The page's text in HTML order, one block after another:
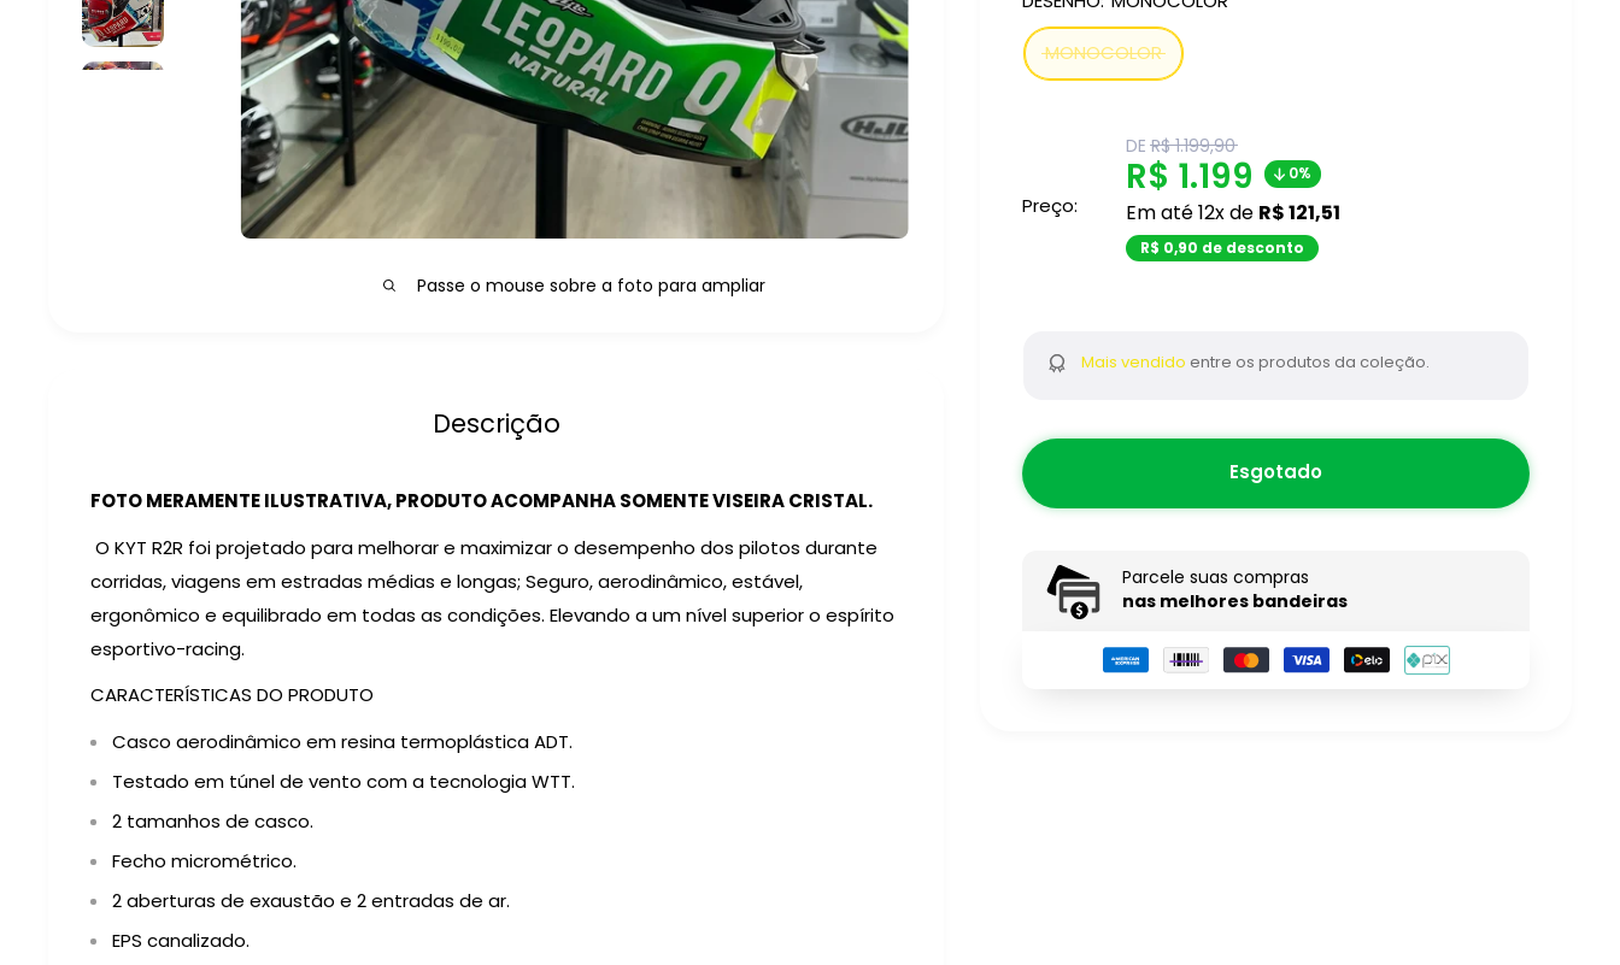
Passe o mouse sobre a foto para ampliar
MONOCOLOR
Preço:
DETranslation
missing:
pt-
BR.product.general.regular_price
R$ 1.199,90
Translation
missing:
pt-
R$ 1.199 0%
Em até 12x de R$ 121,51
R$ 0,90 de desconto
Mais vendido entre os produtos da coleção.
Esgotado
Parcele suas compras
nas melhores bandeiras
Descrição
FOTO MERAMENTE ILUSTRATIVA, PRODUTO ACOMPANHA SOMENTE VISEIRA CRISTAL.
O KYT R2R foi projetado para melhorar e maximizar o desempenho dos pilotos durante
corridas, viagens em estradas médias e longas; Seguro, aerodinâmico, estável,
ergonômico e equilibrado em todas as condições. Elevando a um nível superior o espírito
esportivo-racing.
CARACTERÍSTICAS DO PRODUTO
Casco aerodinâmico em resina termoplástica ADT.
Testado em túnel de vento com a tecnologia WTT.
2 tamanhos de casco.
Fecho micrométrico.
2 aberturas de exaustão e 2 entradas de ar.
EPS canalizado.